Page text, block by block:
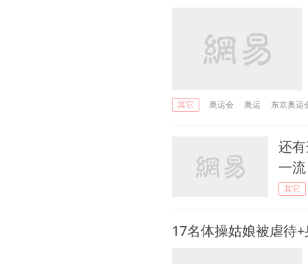
其它 奥运会 奥运 东京奥运
还
一流
其它
17名体操姑娘被虐待